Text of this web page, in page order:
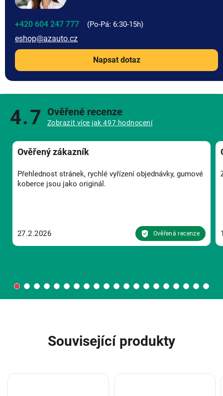
Související produkty
+420 604 247 777
eshop@azauto.cz
Napsat dotaz
4.7 Ověřené recenze
Zobrazit více jak 497 hodnocení
Ověřený zákazník
Přehlednost stránek, rychlé vyřízení objednávky, gumové
koberce jsou jako originál.
27.2.2026 Ověřená recenze